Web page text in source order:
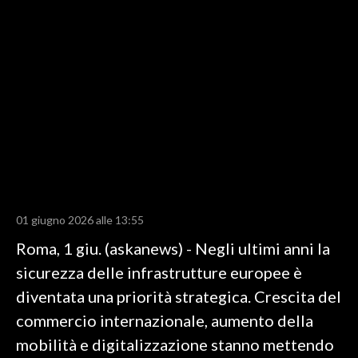
RISULTATI E CLASSIFICHE
CALCIO
CALCIO REGIONALE
BASKET
VOLLEY
MOTORI
01 giugno 2026 alle 13:55
Roma, 1 giu. (askanews) - Negli ultimi anni la
sicurezza delle infrastrutture europee è
diventata una priorità strategica. Crescita del
commercio internazionale, aumento della
mobilità e digitalizzazione stanno mettendo